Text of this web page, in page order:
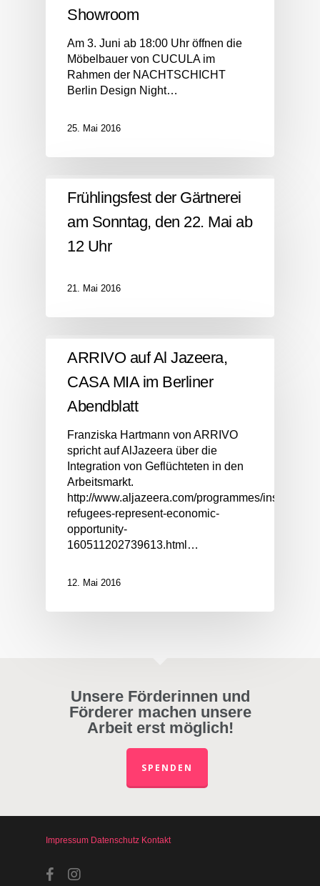
Showroom
Am 3. Juni ab 18:00 Uhr öffnen die
Möbelbauer von CUCULA im
Rahmen der NACHTSCHICHT
Berlin Design Night…
25. Mai 2016
Frühlingsfest der Gärtnerei
am Sonntag, den 22. Mai ab
12 Uhr
21. Mai 2016
ARRIVO auf Al Jazeera,
CASA MIA im Berliner
Abendblatt
Franziska Hartmann von ARRIVO
spricht auf AlJazeera über die
Integration von Geflüchteten in den
Arbeitsmarkt.
http://www.aljazeera.com/programmes/
refugees-represent-economic-
opportunity-
160511202739613.html…
12. Mai 2016
Unsere Förderinnen und
Förderer machen unsere
Arbeit erst möglich!
SPENDEN
Impressum Datenschutz Kontakt
facebookinstagram